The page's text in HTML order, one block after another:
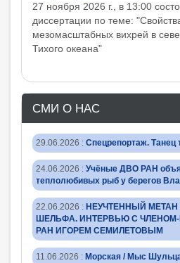
27 ноября 2026 г., в 13:00
диcсертации по теме:
мезомасштабных вихрей в
Тихого океана"
СМИ О НАС
29.06.2026 : Спецрепортаж. Танец
24.06.2026 : Учёные ДВО РАН
теплолюбивых рыб у берегов
22.06.2026 : НЕУЧТЕННЫЙ МЕТАН
ШЕЛЬФА. ИНТЕРВЬЮ С
РАН ИГОРЕМ СЕМИЛЕТОВЫМ
11.06.2026 : Морская / Мыс